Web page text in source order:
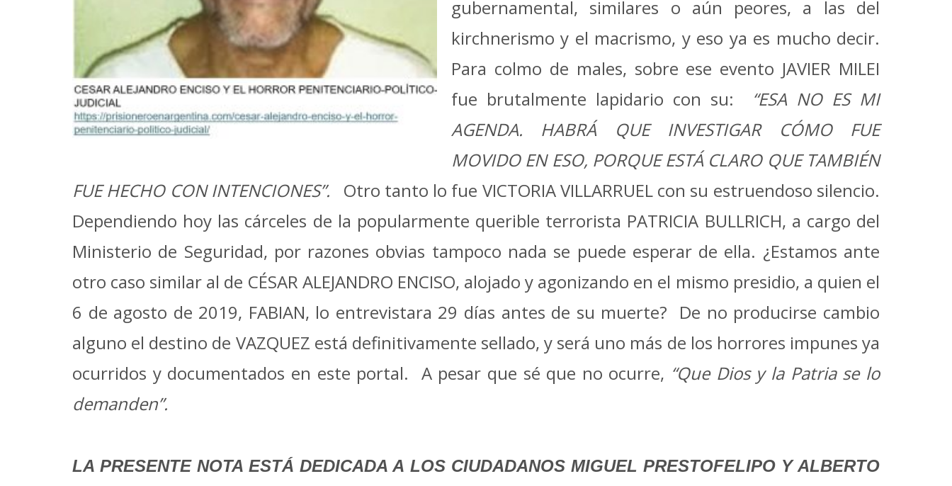
gubernamental, similares o aún peores, a las del
kirchnerismo y el macrismo, y eso ya es mucho decir.
Para colmo de males, sobre ese evento JAVIER MILEI
fue brutalmente lapidario con su: “ESA NO ES MI
AGENDA. HABRÁ QUE INVESTIGAR CÓMO FUE
MOVIDO EN ESO, PORQUE ESTÁ CLARO QUE TAMBIÉN
FUE HECHO CON INTENCIONES”.
Otro tanto lo fue VICTORIA VILLARRUEL con su estruendoso silencio.
Dependiendo hoy las cárceles de la popularmente querible terrorista PATRICIA BULLRICH, a cargo del
Ministerio de Seguridad, por razones obvias tampoco nada se puede esperar de ella. ¿Estamos ante
otro caso similar al de CÉSAR ALEJANDRO ENCISO, alojado y agonizando en el mismo presidio, a quien el
6 de agosto de 2019, FABIAN, lo entrevistara 29 días antes de su muerte? De no producirse cambio
alguno el destino de VAZQUEZ está definitivamente sellado, y será uno más de los horrores impunes ya
ocurridos y documentados en este portal. A pesar que sé que no ocurre, “Que Dios y la Patria se lo
demanden”.
LA PRESENTE NOTA ESTÁ DEDICADA A LOS CIUDADANOS MIGUEL PRESTOFELIPO Y ALBERTO